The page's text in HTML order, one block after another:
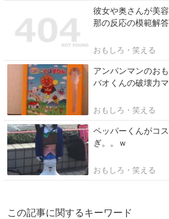
彼女や奥さんが美
那の反応の模範解
おもしろ・笑える
アンパンマンのお
バオくんの破壊力
おもしろ・笑える
ペッパーくんがコ
ぎ。。ｗ
おもしろ・笑える
この記事に関するキーワード